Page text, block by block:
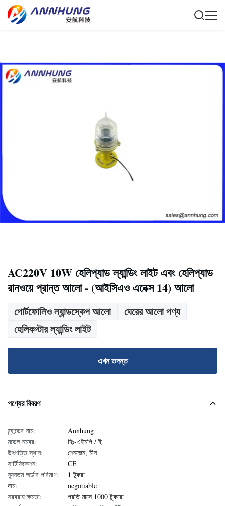
AC220V 10W হেলিপ্যাড ল্যান্ডিং লাইট এবং হেলিপ্যাড
রানওয়ে প্রান্ত আলো - (আইসিএও এনেক্স 14) আলো
পোর্টফোলিও ল্যান্ডস্কেপ আলো
ঘেরের আলো পণ্য
হেলিকপ্টার ল্যান্ডিং লাইট
এখন তদন্ত
পণ্যের বিবরণ
ব্র্যান্ডের নাম:
Annhung
মডেল নম্বর:
হিঃ-এইচপি / ই
উৎপত্তি স্থান:
শেনজেন, চীন
সার্টিফিকেশন:
CE
ন্যূনতম অর্ডার পরিমাণ:
1 টুকরা
দাম:
negotiable
সরবরাহ ক্ষমতা:
প্রতি মাসে 1000 টুকরো